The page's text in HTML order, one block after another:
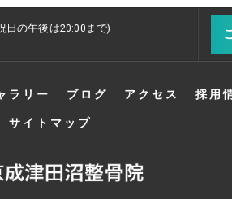
日の午後は20:00まで)
ラリー ブログ アクセス 採用
サイトマップ